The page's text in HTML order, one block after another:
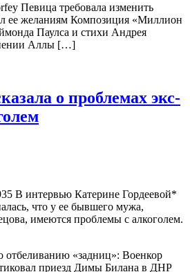
Певица требовала изменить
ее желаниям Композиция «Миллион
Паулса и стихи Андрея
Аллы […]
о проблемах экс-
В интервью Катерине Гордеевой*
что у ее бывшего мужа,
имеются проблемы с алкоголем.